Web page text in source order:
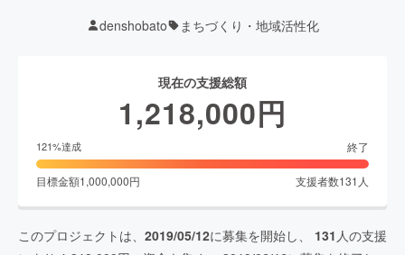
denshobato まちづくり・地域活性化
現在の支援総額
1,218,000円
121%達成 終了
目標金額1,000,000円 支援者数131 人
このプロジェクトは、 2019/05/12に募集を開始し、 131 人の支援